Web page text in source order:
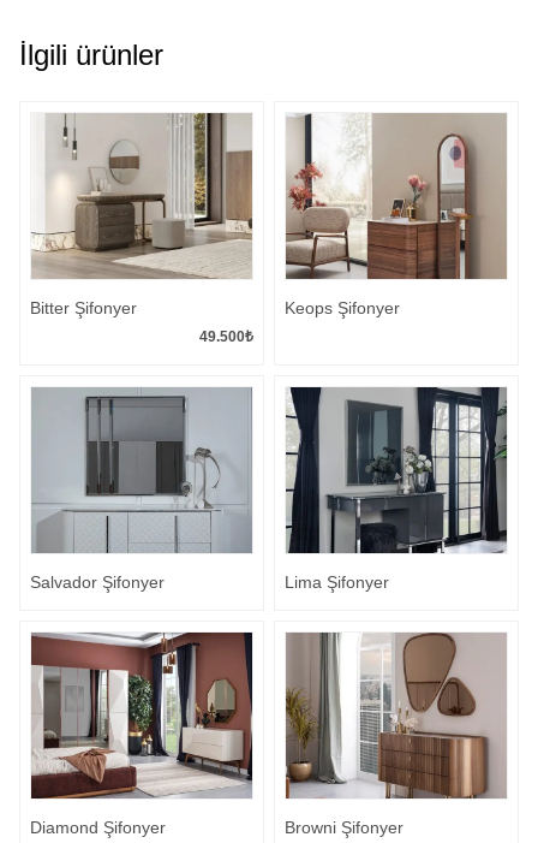
İlgili ürünler
Bitter Şifonyer
49.500₺
Keops Şifonyer
Salvador Şifonyer Lima Şifonyer
Diamond Şifonyer Browni Şifonyer